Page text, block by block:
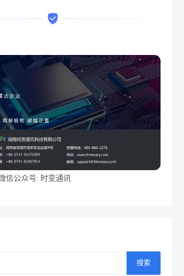
信公众号: 时变通讯
搜索